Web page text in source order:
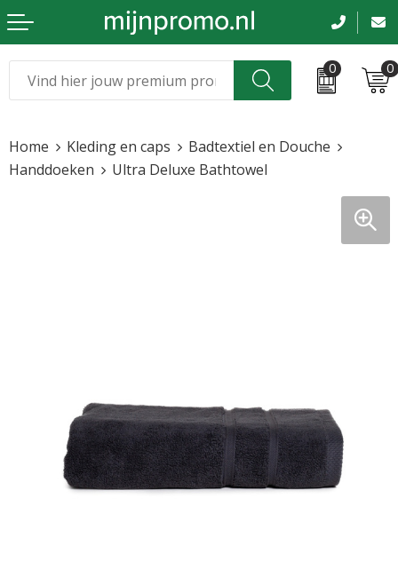
0 0
Kleding & caps
Horeca
Sinterklaas
Home Kleding en caps
Badtextiel en Douche
Handdoeken
Ultra Deluxe Bathtowel